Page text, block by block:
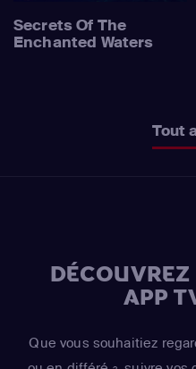
Secrets Of The
Enchanted Waters
Tout
APP
Que vous souhaitiez